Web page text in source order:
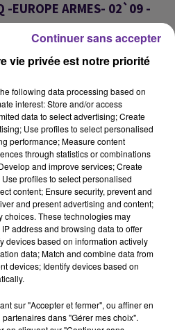
-EUROPE ARMES- 02`09 -
ARMES- 02`09 - PA
ARMES- 02`09 - PA
2 min 27 sec
vie privée est notre priorité
following data processing based on
interest: Store and/or access
data to select advertising; Create
Use profiles to select personalised
performance; Measure content
through statistics or combinations
and improve services; Create
profiles to select personalised
content; Ensure security, prevent and
and present advertising and content;
choices. These technologies may
address and browsing data to offer
devices based on information actively
data; Match and combine data from
devices; Identify devices based on
sur "Accepter et fermer", ou affiner en
dans "Gérer mes choix".
Continuer sans accepter